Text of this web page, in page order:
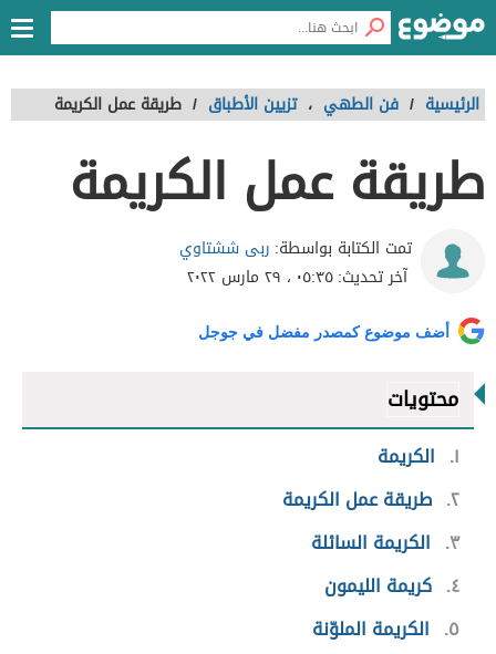
الرئيسية / فن الطهي ، تزيين الأطباق / طريقة عمل الكريمة
طريقة عمل الكريمة
تمت الكتابة بواسطة: ربى ششتاوي
آخر تحديث:٠٥:٣٥ ، ٢٩ مارس ٢٠٢٢
أضف موضوع كمصدر مفضل في جوجل
محتويات
١
الكريمة
٢ طريقة عمل الكريمة
٣
الكريمة السائلة
٤ كريمة الليمون
٥
الكريمة الملوّنة